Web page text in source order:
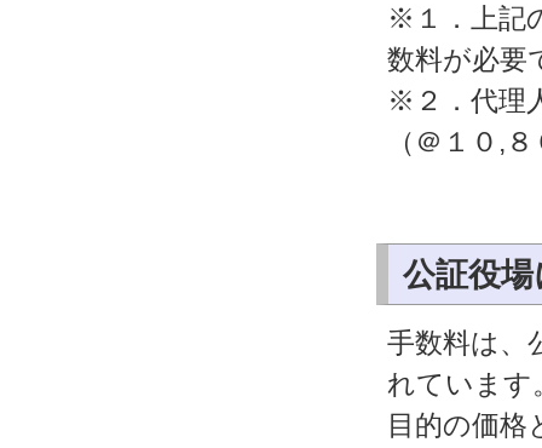
※１．上記
数料が必要
※２．代理
（＠１０,
公証役
手数料は、
れています
目的の価格